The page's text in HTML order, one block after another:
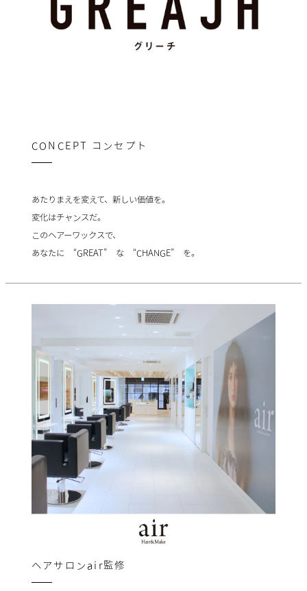
CONCEPT コンセプト
あたりまえを変えて、新しい価値を。
変化はチャンスだ。
このヘアーワックスで、
あなたに “GREAT” な “CHANGE” を。
ヘアサロンair監修